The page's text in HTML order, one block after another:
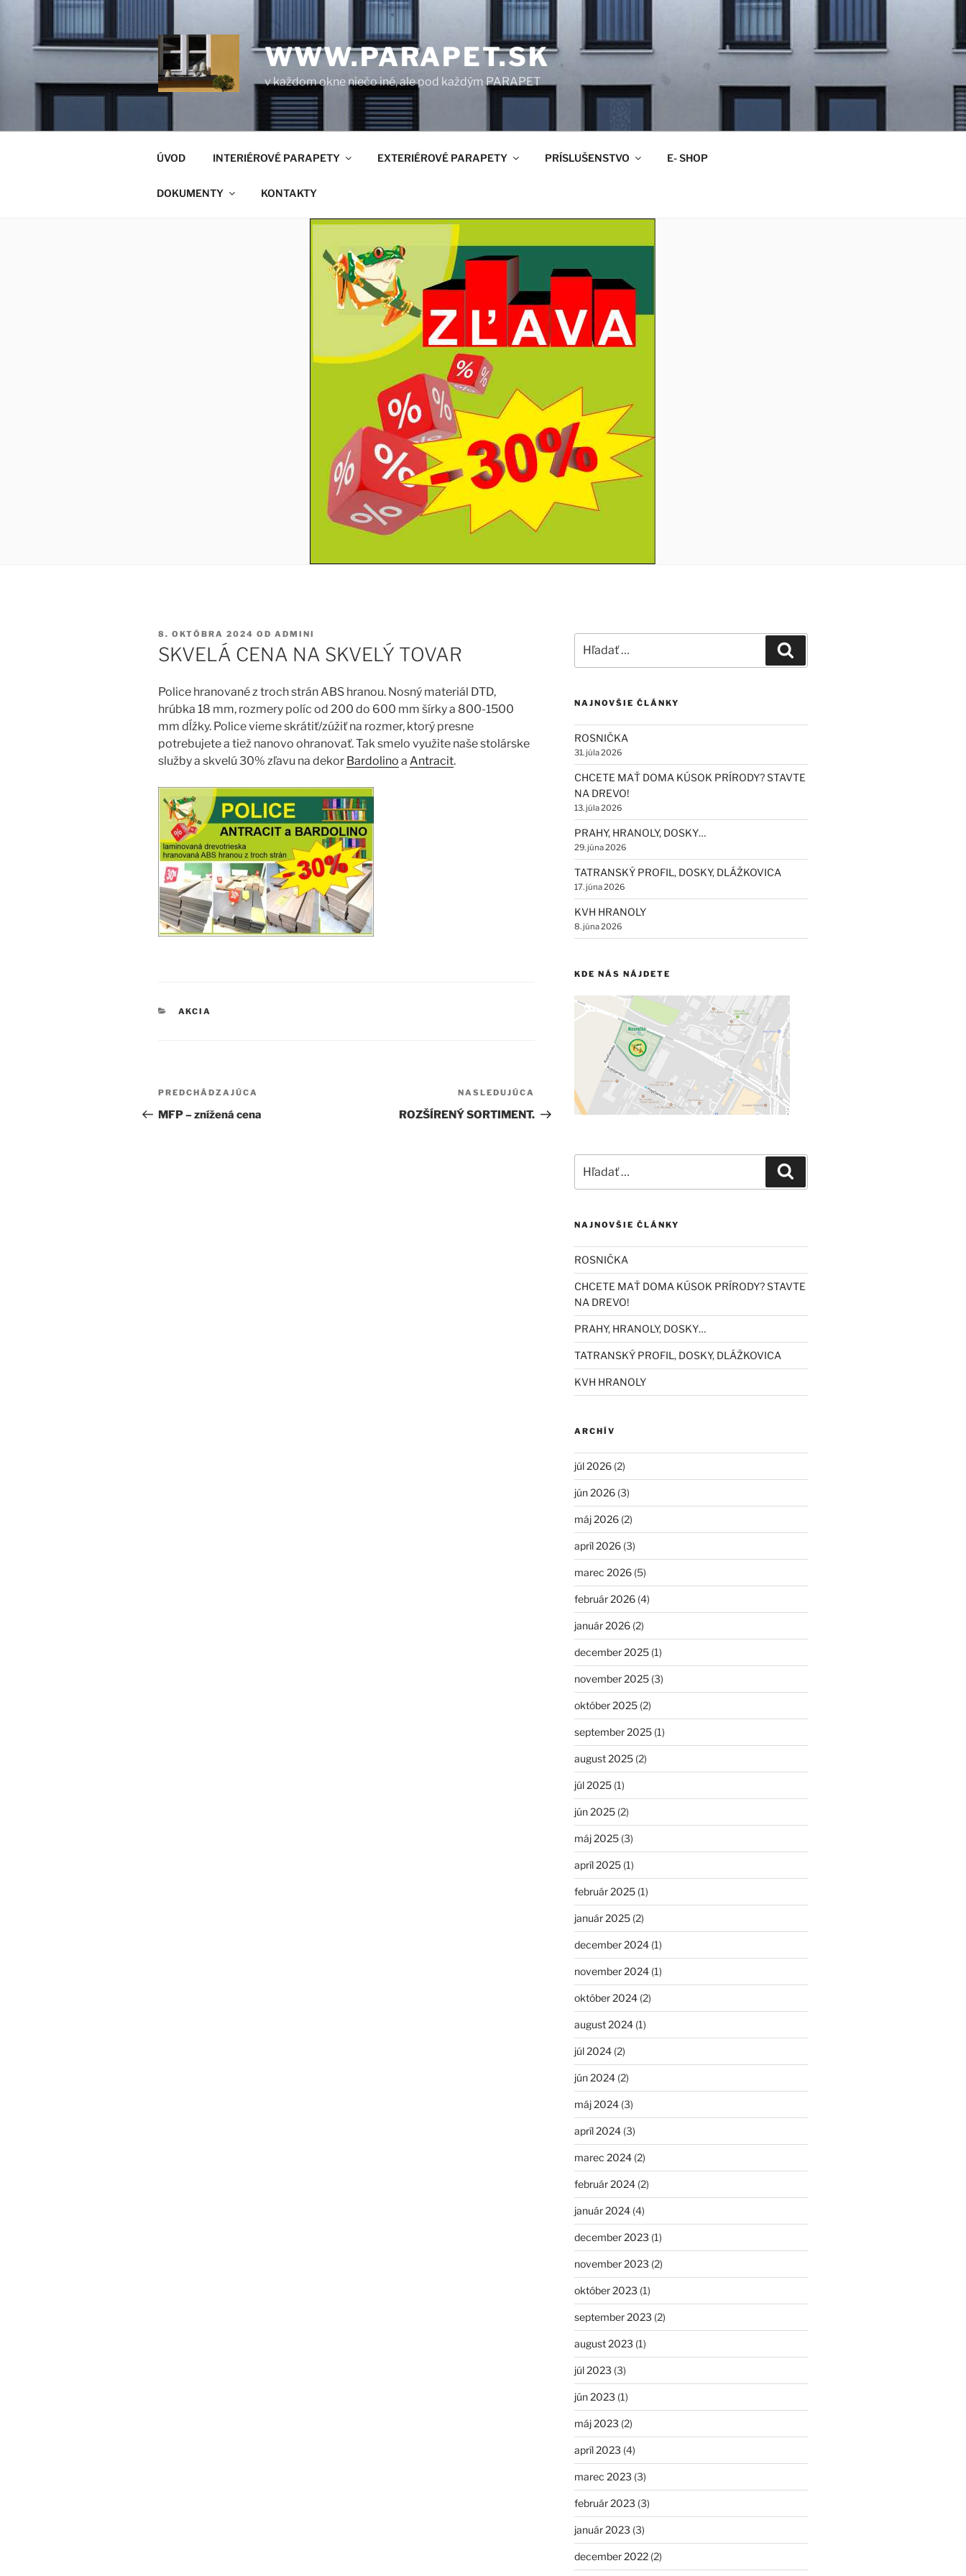
WWW.PARAPET.SK
v každom okne niečo iné, ale pod každým PARAPET
ÚVOD INTERIÉROVÉ PARAPETY EXTERIÉROVÉ PARAPETY PRÍSLUŠENSTVO E- SHOP
DOKUMENTY KONTAKTY
PUBLIKOVANÉ
8. OKTÓBRA 2024 OD ADMINI
SKVELÁ CENA NA SKVELÝ TOVAR
Police hranované z troch strán ABS hranou. Nosný materiál DTD,
hrúbka 18 mm, rozmery políc od 200 do 600 mm šírky a 800-1500
mm dĺžky. Police vieme skrátiť/zúžiť na rozmer, ktorý presne
potrebujete a tiež nanovo ohranovať. Tak smelo využite naše stolárske
služby a skvelú 30% zľavu na dekor Bardolino a Antracit.
KATEGÓRIE
AKCIA
Navigácia
v
Predchádzajúci
článok
PREDCHÁDZAJÚCA
MFP – znížená cena
článok
NASLEDUJÚCA
ROZŠÍRENÝ SORTIMENT.
NAJNOVŠIE ČLÁNKY
ROSNIČKA
31. júla 2026
CHCETE MAŤ DOMA KÚSOK PRÍRODY? STAVTE
NA DREVO!
13. júla 2026
PRAHY, HRANOLY, DOSKY…
29. júna 2026
TATRANSKÝ PROFIL, DOSKY, DLÁŽKOVICA
17. júna 2026
KVH HRANOLY
8. júna 2026
KDE NÁS NÁJDETE
NAJNOVŠIE ČLÁNKY
ROSNIČKA
CHCETE MAŤ DOMA KÚSOK PRÍRODY? STAVTE
NA DREVO!
PRAHY, HRANOLY, DOSKY…
TATRANSKÝ PROFIL, DOSKY, DLÁŽKOVICA
KVH HRANOLY
ARCHÍV
júl 2026(2)
jún 2026(3)
máj 2026(2)
apríl 2026(3)
marec 2026(5)
február 2026(4)
január 2026(2)
december 2025(1)
november 2025(3)
október 2025(2)
september 2025(1)
august 2025(2)
júl 2025(1)
jún 2025(2)
máj 2025(3)
apríl 2025(1)
február 2025(1)
január 2025(2)
december 2024(1)
november 2024(1)
október 2024(2)
august 2024(1)
júl 2024(2)
jún 2024(2)
máj 2024(3)
apríl 2024(3)
marec 2024(2)
február 2024(2)
január 2024(4)
december 2023 (1)
november 2023 (2)
október 2023 (1)
september 2023 (2)
august 2023 (1)
júl 2023 (3)
jún 2023 (1)
máj 2023 (2)
apríl 2023 (4)
marec 2023 (3)
február 2023 (3)
január 2023 (3)
december 2022(2)